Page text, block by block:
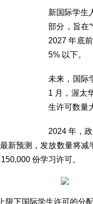
新国际学生
部分，旨在
2027 年底
5% 以下。
未来，国际
1 月，渥太
生许可数量
2024 年，
新预测，发放数量将
份学习许可。
限下国际学生许可的分